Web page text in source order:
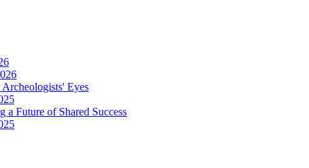
Eyes
Future of Shared Success